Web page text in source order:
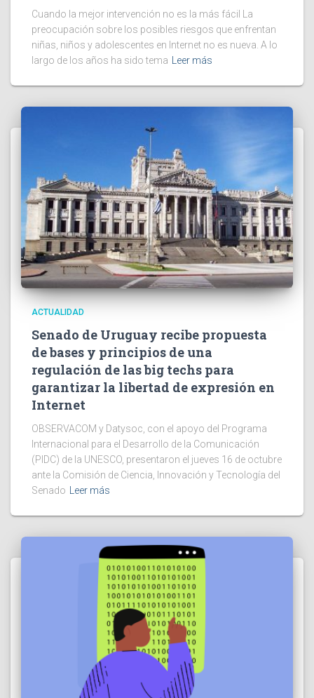
Cuando la mejor intervención no es la más fácil La
preocupación sobre los posibles riesgos que enfrentan
niñas, niños y adolescentes en Internet no es nueva. A lo
largo de los años ha sido tema Leer más
ACTUALIDAD
Senado de Uruguay recibe propuesta
de bases y principios de una
regulación de las big techs para
garantizar la libertad de expresión en
Internet
OBSERVACOM y Datysoc, con el apoyo del Programa
Internacional para el Desarrollo de la Comunicación
(PIDC) de la UNESCO, presentaron el jueves 16 de octubre
ante la Comisión de Ciencia, Innovación y Tecnología del
Senado
Leer más